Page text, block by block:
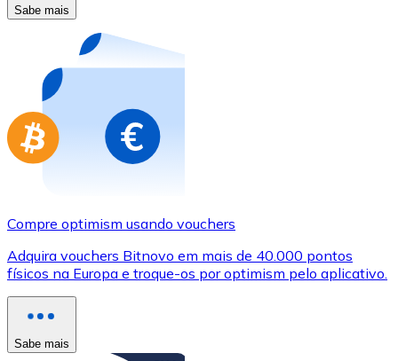
Compre cartões-presente das suas marcas favoritas
Ir para a loja de cartões-presente
Sabe mais
Compre optimism usando vouchers
Adquira vouchers Bitnovo em mais de 40.000 pontos
físicos na Europa e troque-os por optimism pelo aplicativo.
Sabe mais